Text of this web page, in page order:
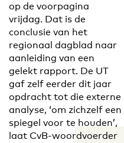
op de voorpagina
vrijdag. Dat is de
conclusie van het
regionaal dagblad naar
aanleiding van een
gelekt rapport. De UT
gaf zelf eerder dit jaar
opdracht tot die externe
analyse, ‘om zichzelf een
spiegel voor te houden’,
laat CvB-woordvoerder